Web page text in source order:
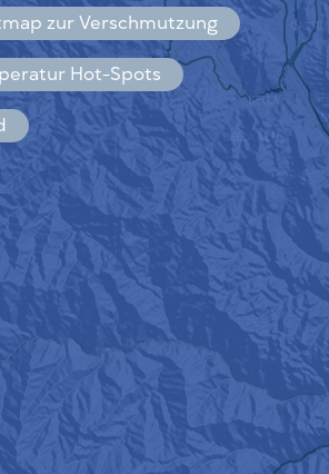
zur Verschmutzung
Hot-Spots
Français
DATENSCHUTZBESTIMMUNGEN
UND KONDITIONEN
INSTALLATIONSANLEITUNG
API
FAQ
KONTAKT